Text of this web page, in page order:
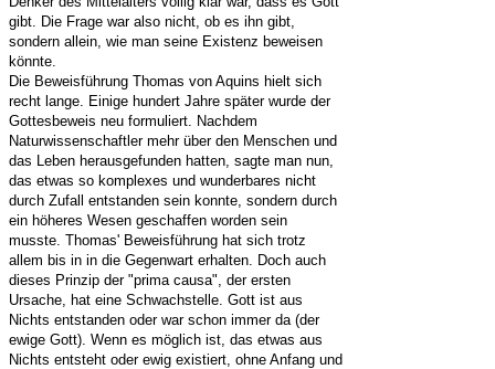
gibt. Die Frage war also nicht, ob es ihn gibt,
sondern allein, wie man seine Existenz beweisen
könnte.
Die Beweisführung Thomas von Aquins hielt sich
recht lange. Einige hundert Jahre später wurde der
Gottesbeweis neu formuliert. Nachdem
Naturwissenschaftler mehr über den Menschen und
das Leben herausgefunden hatten, sagte man nun,
das etwas so komplexes und wunderbares nicht
durch Zufall entstanden sein konnte, sondern durch
ein höheres Wesen geschaffen worden sein
musste. Thomas' Beweisführung hat sich trotz
allem bis in in die Gegenwart erhalten. Doch auch
dieses Prinzip der "prima causa", der ersten
Ursache, hat eine Schwachstelle. Gott ist aus
Nichts entstanden oder war schon immer da (der
ewige Gott). Wenn es möglich ist, das etwas aus
Nichts entsteht oder ewig existiert, ohne Anfang und